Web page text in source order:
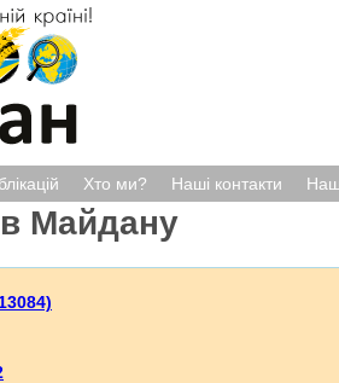
Хто ми? Наші контакти
Майдану